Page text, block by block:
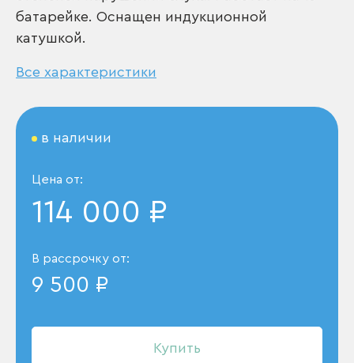
батарейке. Оснащен индукционной
катушкой.
Все характеристики
в наличии
Цена от:
114 000 ₽
В рассрочку от:
9 500 ₽
Купить